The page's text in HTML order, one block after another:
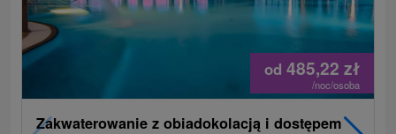
od 485,22 zł
/noc/osoba
Zakwaterowanie z obiadokolacją i dostępem